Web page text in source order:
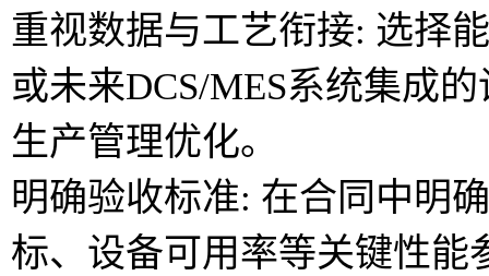
重视数据与工艺衔接: 选择
或未来DCS/MES系统集成
生产管理优化。
明确验收标准: 在合同中明
标、设备可用率等关键性能